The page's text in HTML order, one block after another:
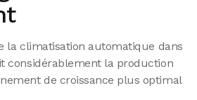
la climatisation automatique dans
considérablement la production
de croissance plus optimal